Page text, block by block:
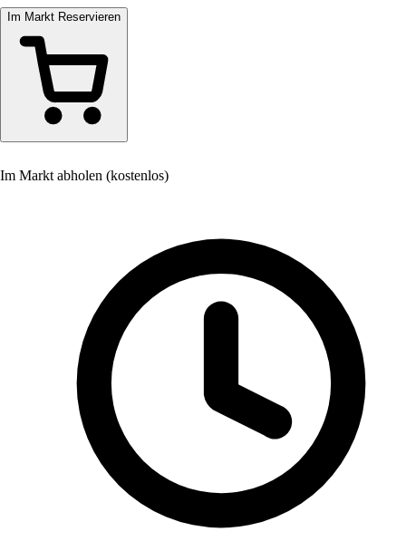
Im Markt Reservieren
Im Markt abholen (kostenlos)